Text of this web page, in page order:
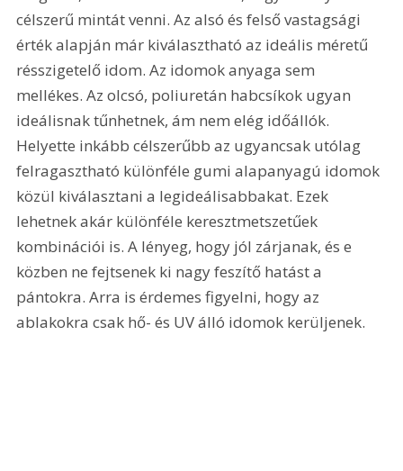
célszerű mintát venni. Az alsó és felső vastagsági
érték alapján már kiválasztható az ideális méretű
résszigetelő idom. Az idomok anyaga sem
mellékes. Az olcsó, poliuretán habcsíkok ugyan
ideálisnak tűnhetnek, ám nem elég időállók.
Helyette inkább célszerűbb az ugyancsak utólag
felragasztható különféle gumi alapanyagú idomok
közül kiválasztani a legideálisabbakat. Ezek
lehetnek akár különféle keresztmetszetűek
kombinációi is. A lényeg, hogy jól zárjanak, és e
közben ne fejtsenek ki nagy feszítő hatást a
pántokra. Arra is érdemes figyelni, hogy az
ablakokra csak hő- és UV álló idomok kerüljenek.